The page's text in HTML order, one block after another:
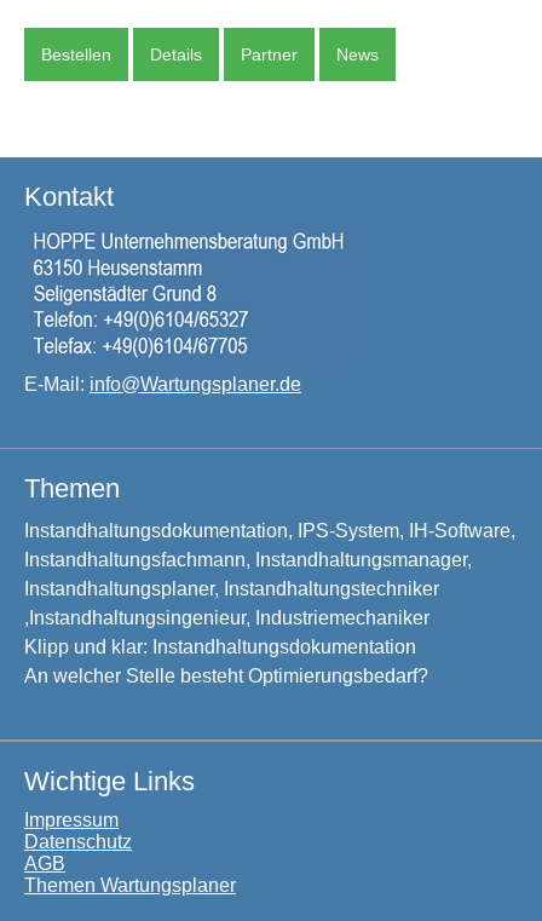
Bestellen Details Partner News
Kontakt
E-Mail: info@Wartungsplaner.de
Themen
Instandhaltungsdokumentation, IPS-System, IH-Software,
Instandhaltungsfachmann, Instandhaltungsmanager,
Instandhaltungsplaner, Instandhaltungstechniker
,Instandhaltungsingenieur, Industriemechaniker
Klipp und klar: Instandhaltungsdokumentation
An welcher Stelle besteht Optimierungsbedarf?
Wichtige Links
Impressum
Datenschutz
AGB
Themen Wartungsplaner